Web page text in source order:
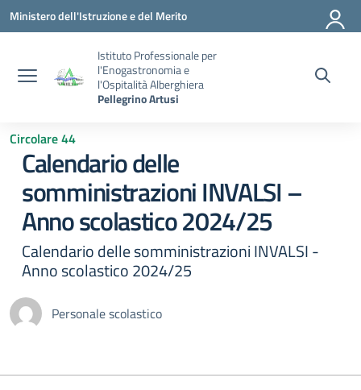
Vai ai contenuti
Vai al menu di navigazione
Vai al footer
Ministero dell'Istruzione e del Merito
Istituto Professionale per
l'Enogastronomia e
l'Ospitalità Alberghiera
Pellegrino Artusi
Circolare 44
Calendario delle
somministrazioni INVALSI –
Anno scolastico 2024/25
Calendario delle somministrazioni INVALSI -
Anno scolastico 2024/25
Personale scolastico